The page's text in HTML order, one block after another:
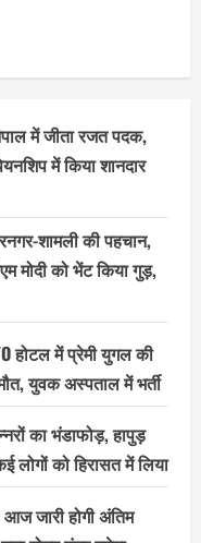
में जीता रजत पदक,
में किया शानदार
शामली की पहचान,
मोदी को भेंट किया गुड़,
होटल में प्रेमी युगल की
युवक अस्पताल में भर्ती
का भंडाफोड़, हापुड़
लोगों को हिरासत में लिया
जारी होगी अंतिम